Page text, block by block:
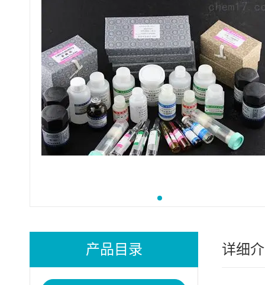
产品目录 详细